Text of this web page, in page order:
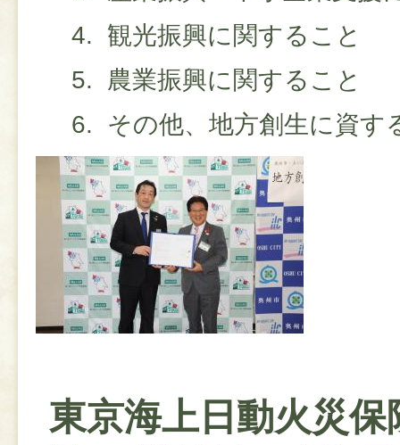
観光振興に関すること
農業振興に関すること
その他、地方創生に資す
東京海上日動火災保